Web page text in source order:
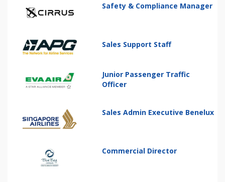
Safety & Compliance Manager
Sales Support Staff
Junior Passenger Traffic
Officer
Sales Admin Executive Benelux
Commercial Director